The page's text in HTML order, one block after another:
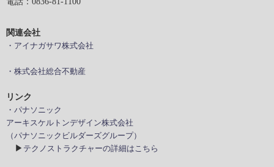
関連会社
・アイナガサワ株式会社
・株式会社総合不動産
リンク
・パナソニック
アーキスケルトンデザイン株式会社
（パナソニックビルダーズグループ）
▶ テクノストラクチャーの詳細はこちら